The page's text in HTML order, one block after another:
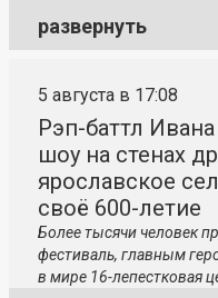
развернуть
5 августа в 17:08
Рэп-баттл
шоу на стенах
ярославское
своё 600-летие
Более тысячи человек
фестиваль, главным
в мире 16-лепестковая